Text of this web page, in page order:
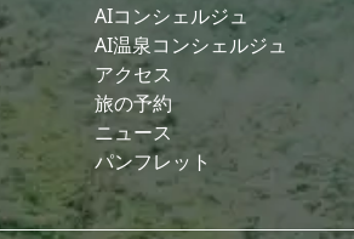
AIコンシェルジュ
AI温泉コンシェルジュ
アクセス
旅の予約
ニュース
パンフレット